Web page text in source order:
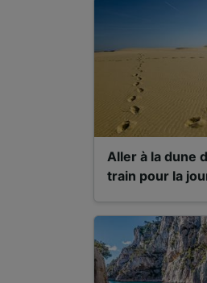
Aller à la dune
train pour la